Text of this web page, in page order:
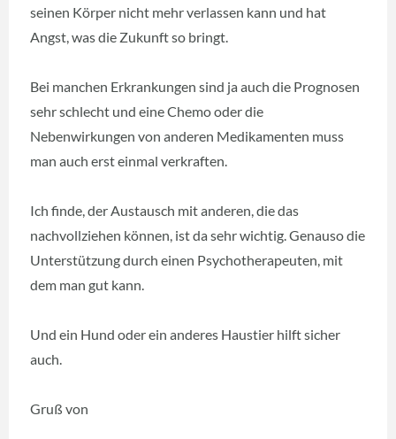
seinen Körper nicht mehr verlassen kann und hat
Angst, was die Zukunft so bringt.
Bei manchen Erkrankungen sind ja auch die Prognosen
sehr schlecht und eine Chemo oder die
Nebenwirkungen von anderen Medikamenten muss
man auch erst einmal verkraften.
Ich finde, der Austausch mit anderen, die das
nachvollziehen können, ist da sehr wichtig. Genauso die
Unterstützung durch einen Psychotherapeuten, mit
dem man gut kann.
Und ein Hund oder ein anderes Haustier hilft sicher
auch.
Gruß von